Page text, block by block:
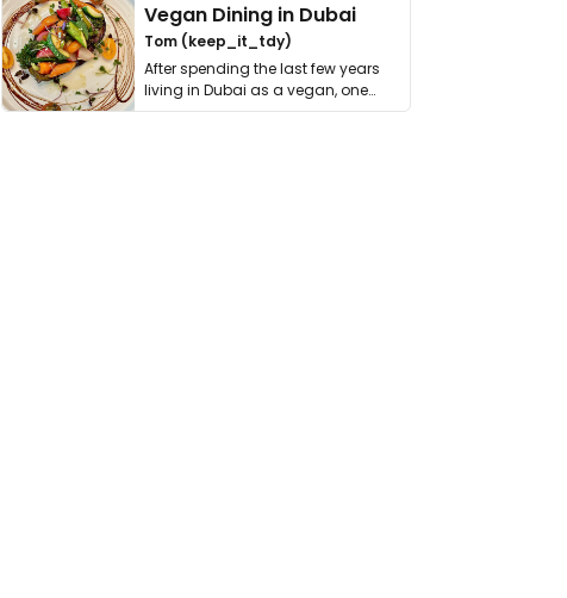
Vegan Dining in Dubai
Tom (keep_it_tdy)
After spending the last few years
living in Dubai as a vegan, one
thing has …